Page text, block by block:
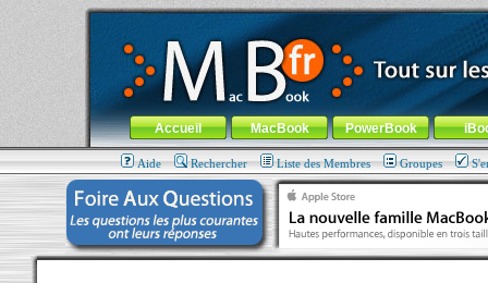
MacBook-fr.com : 100% Apple... 100% nomade !
Aller au contenu-Aller au menu général-Aller au menu de
Menu général
Accueil MacBook PowerBook
Aide Rechercher Liste des Membres Groupes